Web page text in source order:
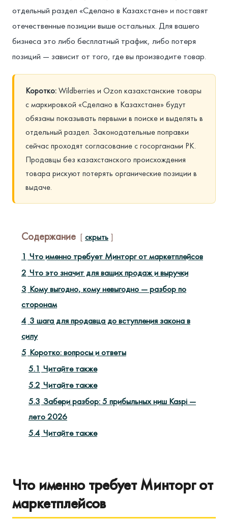
отдельный раздел «Сделано в Казахстане» и поставят
отечественные позиции выше остальных. Для вашего
бизнеса это либо бесплатный трафик, либо потеря
позиций — зависит от того, где вы производите товар.
Коротко:Wildberries и Ozon казахстанские товары
с маркировкой «Сделано в Казахстане» будут
обязаны показывать первыми в поиске и выделять в
отдельный раздел. Законодательные поправки
сейчас проходят согласование с госорганами РК.
Продавцы без казахстанского происхождения
товара рискуют потерять органические позиции в
выдаче.
Содержание скрыть
1 Что именно требует Минторг от маркетплейсов
2 Что это значит для ваших продаж и выручки
3 Кому выгодно, кому невыгодно — разбор по
сторонам
4 3 шага для продавца до вступления закона в
силу
5 Коротко: вопросы и ответы
5.1 Читайте также
5.2 Читайте также
5.3 Забери разбор: 5 прибыльных ниш Kaspi —
лето 2026
5.4 Читайте также
Что именно требует Минторг от
маркетплейсов